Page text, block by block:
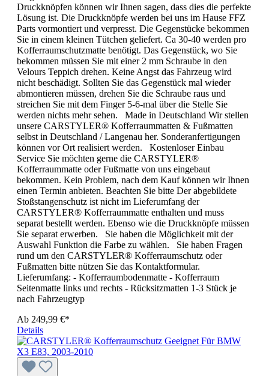
Druckknöpfen können wir Ihnen sagen, dass dies die perfekte
Lösung ist. Die Druckknöpfe werden bei uns im Hause FFZ
Parts vormontiert und verpresst. Die Gegenstücke bekommen
Sie in einem kleinen Tütchen geliefert. Ca 30-40 werden pro
Kofferraumschutzmatte benötigt. Das Gegenstück, wo Sie
bekommen müssen Sie mit einer 2 mm Schraube in den
Velours Teppich drehen. Keine Angst das Fahrzeug wird
nicht beschädigt. Sollten Sie das Gegenstück mal wieder
abmontieren müssen, drehen Sie die Schraube raus und
streichen Sie mit dem Finger 5-6-mal über die Stelle Sie
werden nichts mehr sehen. Made in Deutschland Wir stellen
unsere CARSTYLER® Kofferraummatten & Fußmatten
selbst in Deutschland / Langenau her. Sonderanfertigungen
können vor Ort realisiert werden. Kostenloser Einbau
Service Sie möchten gerne die CARSTYLER®
Kofferraummatte oder Fußmatte von uns eingebaut
bekommen. Kein Problem, nach dem Kauf können wir Ihnen
einen Termin anbieten. Beachten Sie bitte Der abgebildete
Stoßstangenschutz ist nicht im Lieferumfang der
CARSTYLER® Kofferraummatte enthalten und muss
separat bestellt werden. Ebenso wie die Druckknöpfe müssen
Sie separat erwerben. Sie haben die Möglichkeit mit der
Auswahl Funktion die Farbe zu wählen. Sie haben Fragen
rund um den CARSTYLER® Kofferraumschutz oder
Fußmatten bitte nützen Sie das Kontaktformular.
Lieferumfang: - Kofferraumbodenmatte - Kofferraum
Seitenmatte links und rechts - Rücksitzmatten 1-3 Stück je
nach Fahrzeugtyp
Ab 249,99 €*
Details